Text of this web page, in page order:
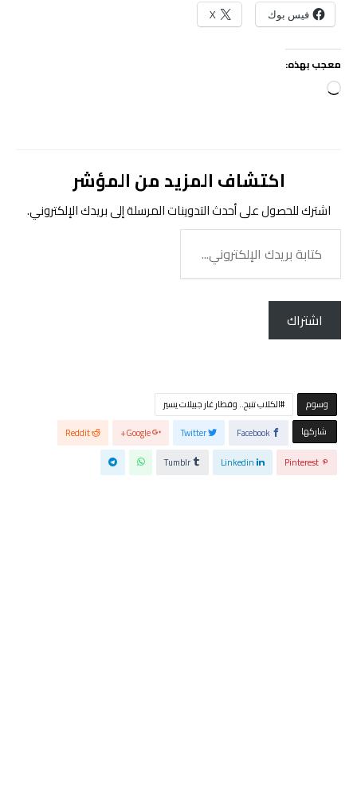
فيس بوك X
معجب بهذه:
جاري
اكتشاف المزيد من المؤشر
اشترك للحصول على أحدث التدوينات المرسلة إلى بريدك الإلكتروني.
بريدك
الإلكتروني...
اشتراك
‫‫‫‫وسوم‬
الكلاب تنبح.. وقطار غار جبيلات يسير
‫‫ شاركها‬
Facebook
Twitter
Google+
Reddit
Pinterest
Linkedin
Tumblr